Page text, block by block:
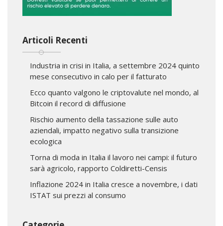
Articoli Recenti
Industria in crisi in Italia, a settembre 2024 quinto
mese consecutivo in calo per il fatturato
Ecco quanto valgono le criptovalute nel mondo, al
Bitcoin il record di diffusione
Rischio aumento della tassazione sulle auto
aziendali, impatto negativo sulla transizione
ecologica
Torna di moda in Italia il lavoro nei campi: il futuro
sarà agricolo, rapporto Coldiretti-Censis
Inflazione 2024 in Italia cresce a novembre, i dati
ISTAT sui prezzi al consumo